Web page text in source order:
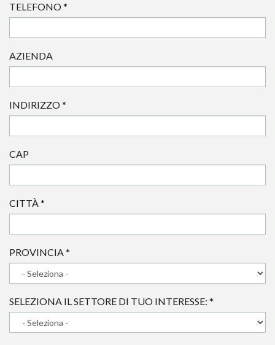
TELEFONO*
AZIENDA
INDIRIZZO*
CAP
CITTÀ*
PROVINCIA*
SELEZIONA IL SETTORE DI TUO INTERESSE: *